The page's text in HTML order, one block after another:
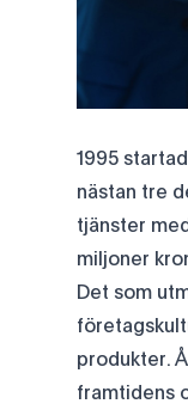
1995
nästan tre
tjänster
miljoner
Det som
produkter.
framtidens